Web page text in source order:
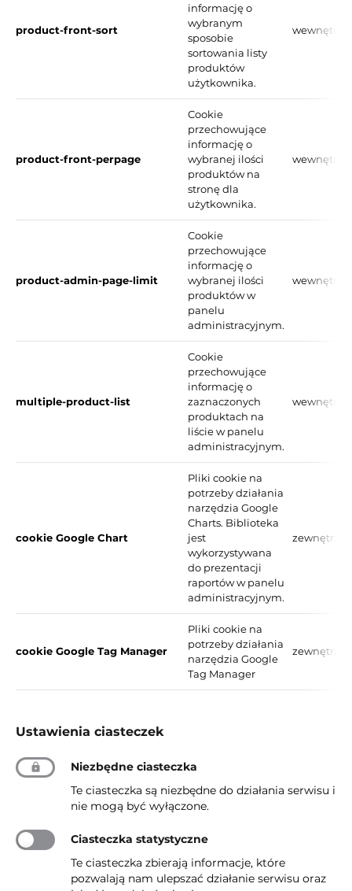
product-front-sort
informację o
wybranym
sposobie
sortowania listy
produktów
użytkownika.
product-front-perpage
Cookie
przechowujące
informację o
wybranej ilości
produktów na
stronę dla
użytkownika.
product-admin-page-limit
Cookie
przechowujące
informację o
wybranej ilości
produktów w
panelu
administracyjnym.
multiple-product-list
Cookie
przechowujące
informację o
zaznaczonych
produktach na
liście w panelu
administracyjnym.
cookie Google Chart
Pliki cookie na
potrzeby działania
narzędzia Google
Charts. Biblioteka
jest
wykorzystywana
do prezentacji
raportów w panelu
administracyjnym.
zewnętrzne
cookie Google Tag Manager
Pliki cookie na
potrzeby działania
narzędzia Google
Tag Manager
zewnętrzne
Ustawienia ciasteczek
Niezbędne ciasteczka
Te ciasteczka są niezbędne do działania serwisu i
nie mogą być wyłączone.
Ciasteczka statystyczne
Te ciasteczka zbierają informacje, które
pozwalają nam ulepszać działanie serwisu oraz